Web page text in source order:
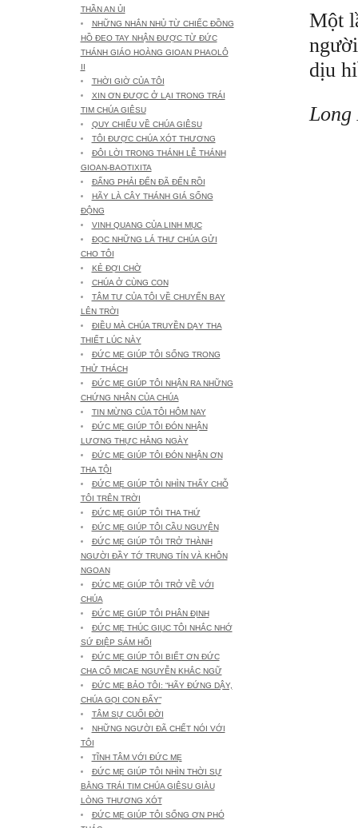
THẦN AN ỦI
NHỮNG NHẮN NHỦ TỪ CHIẾC ĐỒNG
HỒ ĐEO TAY NHẬN ĐƯỢC TỪ ĐỨC
THÁNH GIÁO HOÀNG GIOAN PHAOLÔ
II
THỜI GIỜ CỦA TÔI
XIN ƠN ĐƯỢC Ở LẠI TRONG TRÁI
TIM CHÚA GIÊSU
QUY CHIẾU VỀ CHÚA GIÊSU
TÔI ĐƯỢC CHÚA XÓT THƯƠNG
ĐÔI LỜI TRONG THÁNH LỄ THÁNH
GIOAN-BAOTIXITA
ĐẤNG PHẢI ĐẾN ĐÃ ĐẾN RỒI
HÃY LÀ CÂY THÁNH GIÁ SỐNG
ĐỘNG
VINH QUANG CỦA LINH MỤC
ĐỌC NHỮNG LÁ THƯ CHÚA GỬI
CHO TÔI
KẺ ĐỢI CHỜ
CHÚA Ở CÙNG CON
TÂM TƯ CỦA TÔI VỀ CHUYẾN BAY
LÊN TRỜI
ĐIỀU MÀ CHÚA TRUYỀN DẠY THA
THIẾT LÚC NÀY
ĐỨC MẸ GIÚP TÔI SỐNG TRONG
THỬ THÁCH
ĐỨC MẸ GIÚP TÔI NHẬN RA NHỮNG
CHỨNG NHÂN CỦA CHÚA
TIN MỪNG CỦA TÔI HÔM NAY
ĐỨC MẸ GIÚP TÔI ĐÓN NHẬN
LƯƠNG THỰC HẰNG NGÀY
ĐỨC MẸ GIÚP TÔI ĐÓN NHẬN ƠN
THA TỘI
ĐỨC MẸ GIÚP TÔI NHÌN THẤY CHỖ
TÔI TRÊN TRỜI
ĐỨC MẸ GIÚP TÔI THA THỨ
ĐỨC MẸ GIÚP TÔI CẦU NGUYỆN
ĐỨC MẸ GIÚP TÔI TRỞ THÀNH
NGƯỜI ĐẦY TỚ TRUNG TÍN VÀ KHÔN
NGOAN
ĐỨC MẸ GIÚP TÔI TRỞ VỀ VỚI
CHÚA
ĐỨC MẸ GIÚP TÔI PHÂN ĐỊNH
ĐỨC MẸ THÚC GIỤC TÔI NHẮC NHỚ
SỨ ĐIỆP SÁM HỐI
ĐỨC MẸ GIÚP TÔI BIẾT ƠN ĐỨC
CHA CỐ MICAE NGUYỄN KHẮC NGỮ
ĐỨC MẸ BẢO TÔI: “HÃY ĐỨNG DẬY,
CHÚA GỌI CON ĐẤY”
TÂM SỰ CUỐI ĐỜI
NHỮNG NGƯỜI ĐÃ CHẾT NÓI VỚI
TÔI
TĨNH TÂM VỚI ĐỨC MẸ
ĐỨC MẸ GIÚP TÔI NHÌN THỜI SỰ
BẰNG TRÁI TIM CHÚA GIÊSU GIÀU
LÒNG THƯƠNG XÓT
ĐỨC MẸ GIÚP TÔI SỐNG ƠN PHÓ
Một
dịu
Long